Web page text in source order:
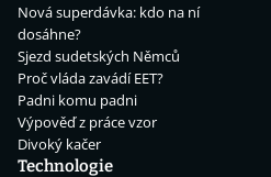
Nová superdávka: kdo na ní
dosáhne?
Sjezd sudetských Němců
Proč vláda zavádí EET?
Padni komu padni
Výpověď z práce vzor
Divoký kačer
Technologie